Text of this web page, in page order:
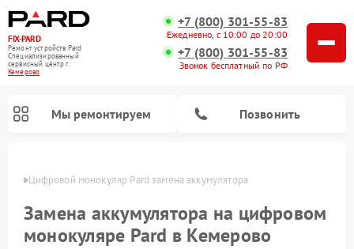
FIX-PARD
Ремонт устройств Pard
Специализированный
cервисный центр г.
Кемерово
+7 (800) 301-55-83
Ежедневно, с 10:00 до 20:00
+7 (800) 301-55-83
Звонок бесплатный по РФ
Мы ремонтируем Позвонить
Цифровой монокуляр Pard замена аккумулятора
Замена аккумулятора на цифровом
монокуляре Pard в Кемерово